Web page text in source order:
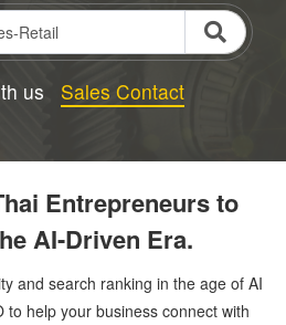
us Sales Contact
Entrepreneurs to
AI-Driven Era.
and search ranking in the age of AI
to help your business connect with